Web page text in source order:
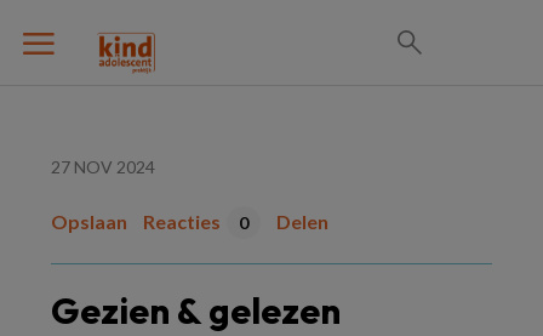
27 NOV 2024
Opslaan Reacties 0 Delen
Gezien & gelezen